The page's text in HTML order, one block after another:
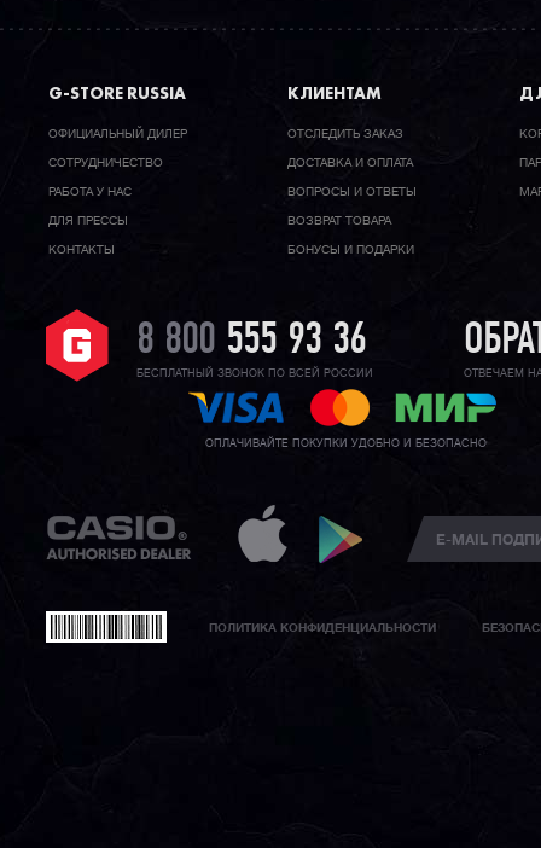
G-STORE RUSSIA
ОФИЦИАЛЬНЫЙ ДИЛЕР
CОТРУДНИЧЕСТВО
РАБОТА У НАС
ДЛЯ ПРЕССЫ
КОНТАКТЫ
КЛИЕНТАМ
ОТСЛЕДИТЬ ЗАКАЗ
ДОСТАВКА И ОПЛАТА
ВОПРОСЫ И ОТВЕТЫ
ВОЗВРАТ ТОВАРА
БОНУСЫ И ПОДАРКИ
8 800 555 93 36
БЕСПЛАТНЫЙ ЗВОНОК ПО ВСЕЙ РОССИИ ОТВЕЧАЕМ
ОПЛАЧИВАЙТЕ ПОКУПКИ УДОБНО И БЕЗОПАСНО
ПОЛИТИКА КОНФИДЕНЦИАЛЬНОСТИ